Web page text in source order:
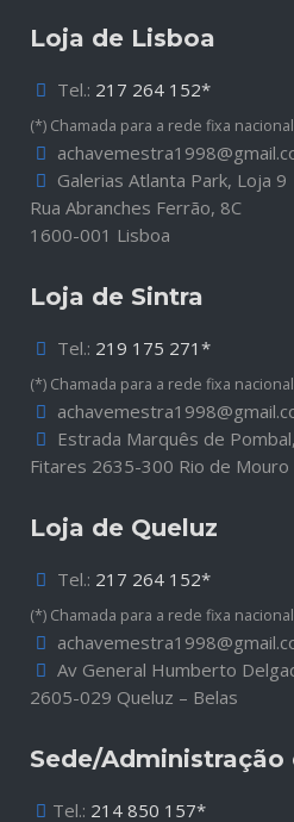
Loja de Lisboa
Tel.: 217 264 152*
(*) Chamada para a rede fixa nacional
Galerias Atlanta Park, Loja 9
Rua Abranches Ferrão, 8C
1600-001 Lisboa
Loja de Sintra
Tel.: 219 175 271*
(*) Chamada para a rede fixa nacional
Estrada Marquês de
Fitares 2635-300 Rio de Mouro
Loja de Queluz
Tel.: 217 264 152*
(*) Chamada para a rede fixa nacional
Av General Humberto
2605-029 Queluz – Belas
Sede/Administração
Tel.: 214 850 157*